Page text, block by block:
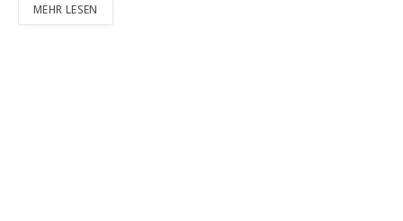
MEHR LESEN